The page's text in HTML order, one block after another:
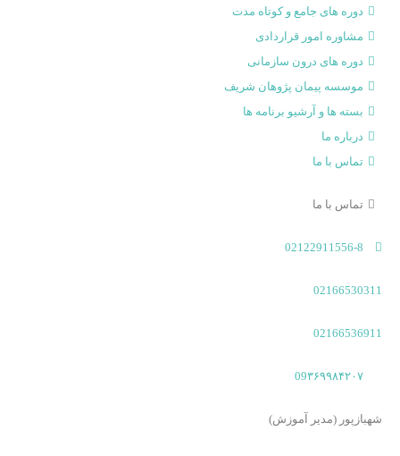
دوره‌ های جامع و کوتاه مدت
مشاوره امور قراردادی
دوره های درون سازمانی
موسسه پیمان پژوهان شریف
بسته ها و آرشیو برنامه ها
درباره ما
تماس با ما
تماس با ما
02122911556-8
02166530311
02166536911
09۳۶۹۹۸۴۲۰۷
شهبازپور (مدیر آموزش)